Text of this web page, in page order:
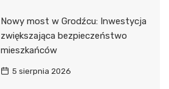
Nowy most w Grodźcu: Inwestycja
zwiększająca bezpieczeństwo
mieszkańców
5 sierpnia 2026